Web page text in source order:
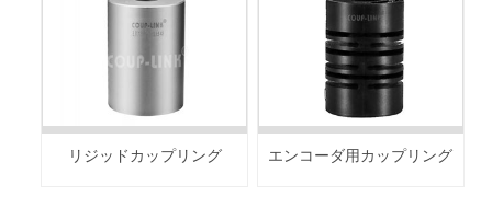
リジッドカップリング エンコーダ用カップリング